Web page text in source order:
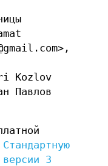
Kozlov
Павлов
Стандартную
версии 3